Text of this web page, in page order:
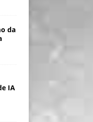
da
IA